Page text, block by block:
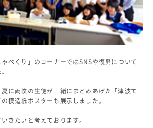
ール・モットー）
べくり」のコーナーではSNSや復興について
に両校の生徒が一緒にまとめあげた「津波て
模造紙ポスターも展示しました。
きたいと考えております。